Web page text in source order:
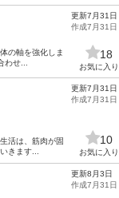
の軸を強化しま
せ...
更新7月31日
作成7月31日
18
お気に入り
活は、筋肉が固
きます...
更新7月31日
作成7月31日
10
お気に入り
更新8月3日
作成7月31日